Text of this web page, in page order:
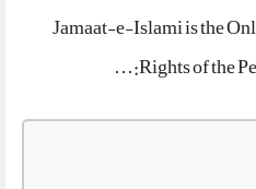
Jamaat-e-Islami is the
Rights of the